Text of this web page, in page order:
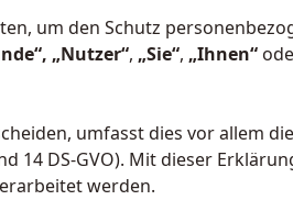
um den Schutz
„Nutzer“, „Sie“, „Ihnen“
umfasst dies vor allem
14 DS-GVO). Mit dieser
werden.